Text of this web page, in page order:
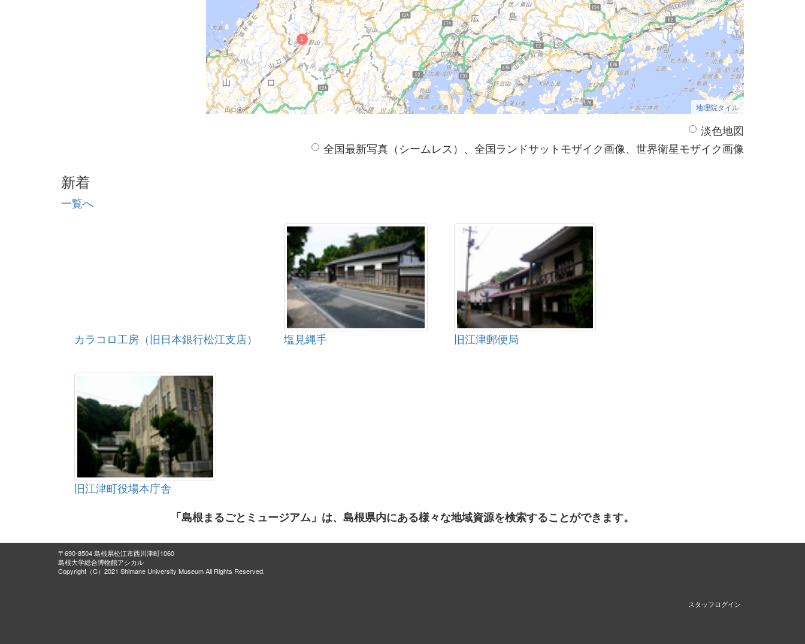
地理院タイル
淡色地図
全国最新写真（シームレス）、全国ランドサットモザイク画像、世界衛星モザイク画像
新着
一覧へ
カラコロ工房（旧日本銀行松江支店） 塩見縄手 旧江津郵便局
旧江津町役場本庁舎
「島根まるごとミュージアム」は、島根県内にある様々な地域資源を検索することができます。
〒690-8504 島根県松江市西川津町1060
島根大学総合博物館アシカル
Copyright（C）2021 Shimane University Museum All Rights Reserved.
スタッフログイン